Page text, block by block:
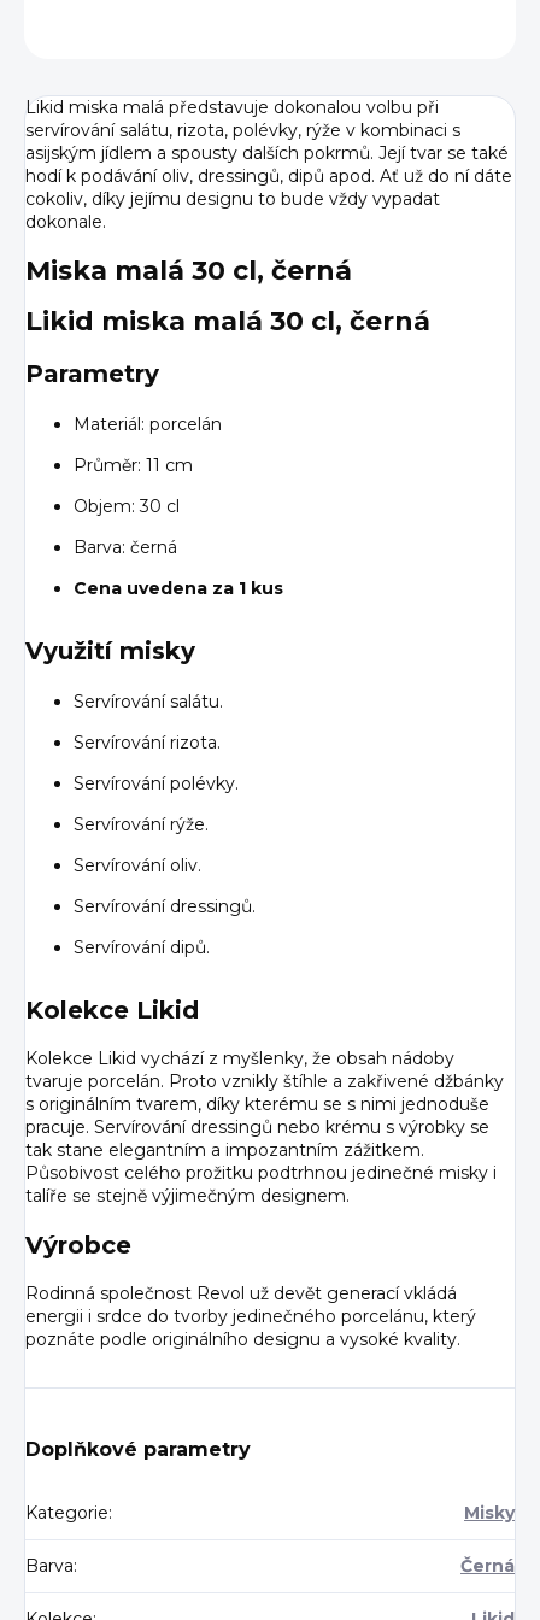
Likid miska malá představuje dokonalou volbu při
servírování salátu, rizota, polévky, rýže v kombinaci s
asijským jídlem a spousty dalších pokrmů. Její tvar se také
hodí k podávání oliv, dressingů, dipů apod. Ať už do ní dáte
cokoliv, díky jejímu designu to bude vždy vypadat
dokonale.
Miska malá 30 cl, černá
Likid miska malá 30 cl, černá
Parametry
Materiál: porcelán
Průměr: 11 cm
Objem: 30 cl
Barva: černá
Cena uvedena za 1 kus
Využití misky
Servírování salátu.
Servírování rizota.
Servírování polévky.
Servírování rýže.
Servírování oliv.
Servírování dressingů.
Servírování dipů.
Kolekce Likid
Kolekce Likid vychází z myšlenky, že obsah nádoby
tvaruje porcelán. Proto vznikly štíhle a zakřivené džbánky
s originálním tvarem, díky kterému se s nimi jednoduše
pracuje. Servírování dressingů nebo krému s výrobky se
tak stane elegantním a impozantním zážitkem.
Působivost celého prožitku podtrhnou jedinečné misky i
talíře se stejně výjimečným designem.
Výrobce
Rodinná společnost Revol už devět generací vkládá
energii i srdce do tvorby jedinečného porcelánu, který
poznáte podle originálního designu a vysoké kvality.
Doplňkové parametry
Kategorie: Misky
Barva: Černá